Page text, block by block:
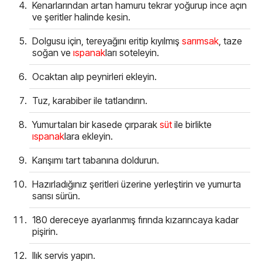
Kenarlarından artan hamuru tekrar yoğurup ince açın
ve şeritler halinde kesin.
Dolgusu için, tereyağını eritip kıyılmış sarımsak, taze
soğan ve ıspanakları soteleyin.
Ocaktan alıp peynirleri ekleyin.
Tuz, karabiber ile tatlandırın.
Yumurtaları bir kasede çırparak süt ile birlikte
ıspanaklara ekleyin.
Karışımı tart tabanına doldurun.
Hazırladığınız şeritleri üzerine yerleştirin ve yumurta
sarısı sürün.
180 dereceye ayarlanmış fırında kızarıncaya kadar
pişirin.
Ilık servis yapın.